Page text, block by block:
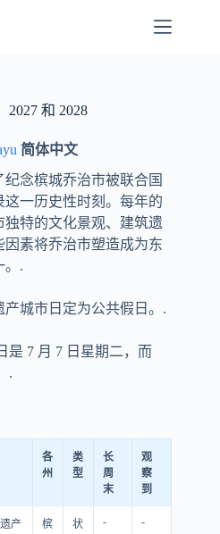
2027 和 2028
简体中文
念槟城乔治市被联合国
一历史性时刻。每年的
特的文化景观、建筑遗
素将乔治市塑造成为东
。.
城市日定为公共假日。.
是 7 月 7 日星期二，而
.
各
州
类
型
长
周
末
观
察
到
产
槟
状
- -